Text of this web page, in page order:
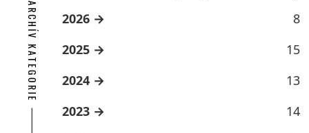
ARCHÍV KATEGORIE 2026
8
2025
15
2024
13
2023
14